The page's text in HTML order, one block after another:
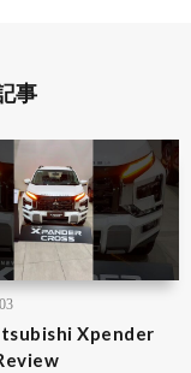
事
Xpender